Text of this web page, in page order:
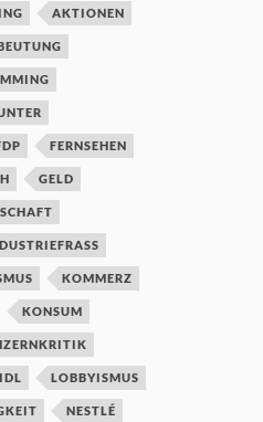
AKTIONEN
FERNSEHEN
GELD
KOMMERZ
KONSUM
LOBBYISMUS
NESTLÉ